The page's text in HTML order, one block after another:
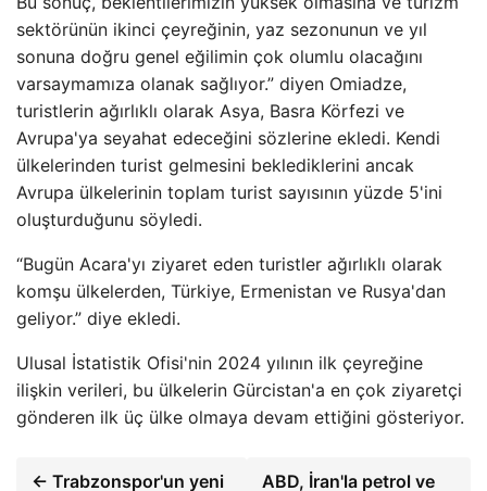
sektörünün ikinci çeyreğinin, yaz sezonunun ve yıl
sonuna doğru genel eğilimin çok olumlu olacağını
varsaymamıza olanak sağlıyor.” diyen Omiadze,
turistlerin ağırlıklı olarak Asya, Basra Körfezi ve
Avrupa'ya seyahat edeceğini sözlerine ekledi. Kendi
ülkelerinden turist gelmesini beklediklerini ancak
Avrupa ülkelerinin toplam turist sayısının yüzde 5'ini
oluşturduğunu söyledi.
“Bugün Acara'yı ziyaret eden turistler ağırlıklı olarak
komşu ülkelerden, Türkiye, Ermenistan ve Rusya'dan
geliyor.” diye ekledi.
Ulusal İstatistik Ofisi'nin 2024 yılının ilk çeyreğine
ilişkin verileri, bu ülkelerin Gürcistan'a en çok ziyaretçi
gönderen ilk üç ülke olmaya devam ettiğini gösteriyor.
← Trabzonspor'un yeni
ABD, İran'la petrol ve